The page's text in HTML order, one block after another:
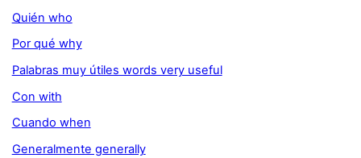
Quién who
Por qué why
Palabras muy útiles words very useful
Con with
Cuando when
Generalmente generally